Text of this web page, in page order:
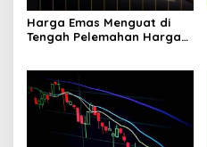
Harga Emas Menguat di
Tengah Pelemahan Harga